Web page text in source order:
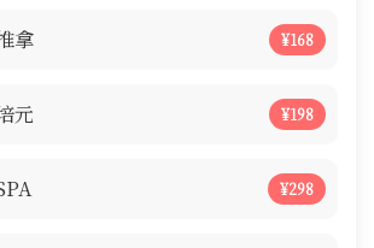
拿 ¥168
元 ¥198
¥298